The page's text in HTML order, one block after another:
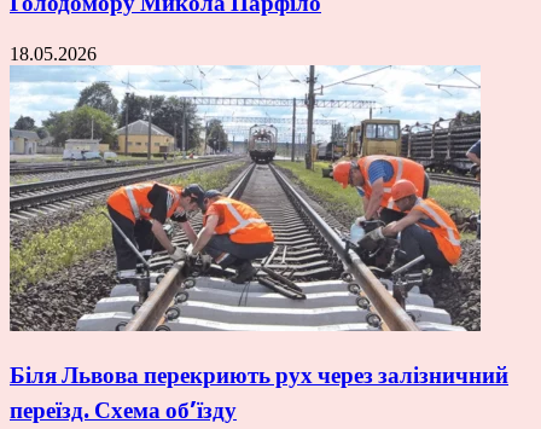
18.05.2026
Біля Львова перекриють рух через залізничний
переїзд. Схема об’їзду